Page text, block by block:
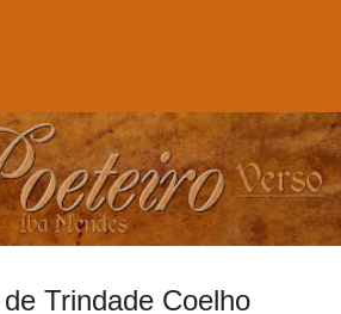
Trindade Coelho